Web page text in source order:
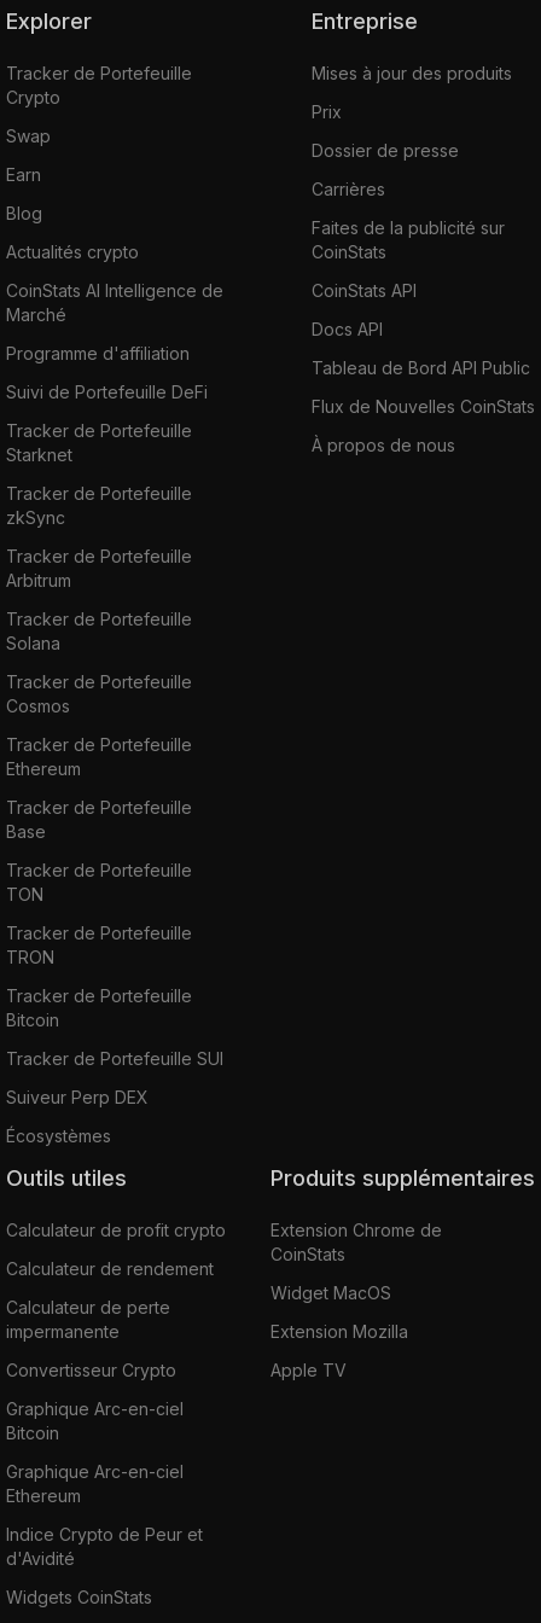
Explorer
Tracker de Portefeuille
Crypto
Swap
Earn
Blog
Actualités crypto
CoinStats AI Intelligence de
Marché
Programme d'affiliation
Suivi de Portefeuille DeFi
Tracker de Portefeuille
Starknet
Tracker de Portefeuille
zkSync
Tracker de Portefeuille
Arbitrum
Tracker de Portefeuille
Solana
Tracker de Portefeuille
Cosmos
Tracker de Portefeuille
Ethereum
Tracker de Portefeuille
Base
Tracker de Portefeuille
TON
Tracker de Portefeuille
TRON
Tracker de Portefeuille
Bitcoin
Tracker de Portefeuille SUI
Suiveur Perp DEX
Écosystèmes
Entreprise
Mises à jour des produits
Prix
Dossier de presse
Carrières
Faites de la publicité sur
CoinStats
CoinStats API
Docs API
Tableau de Bord API Public
Flux de Nouvelles CoinStats
À propos de nous
Outils utiles
Calculateur de profit crypto
Calculateur de rendement
Calculateur de perte
impermanente
Convertisseur Crypto
Graphique Arc-en-ciel
Bitcoin
Graphique Arc-en-ciel
Ethereum
Indice Crypto de Peur et
d'Avidité
Widgets CoinStats
Produits supplémentaires
Extension Chrome de
CoinStats
Widget MacOS
Extension Mozilla
Apple TV